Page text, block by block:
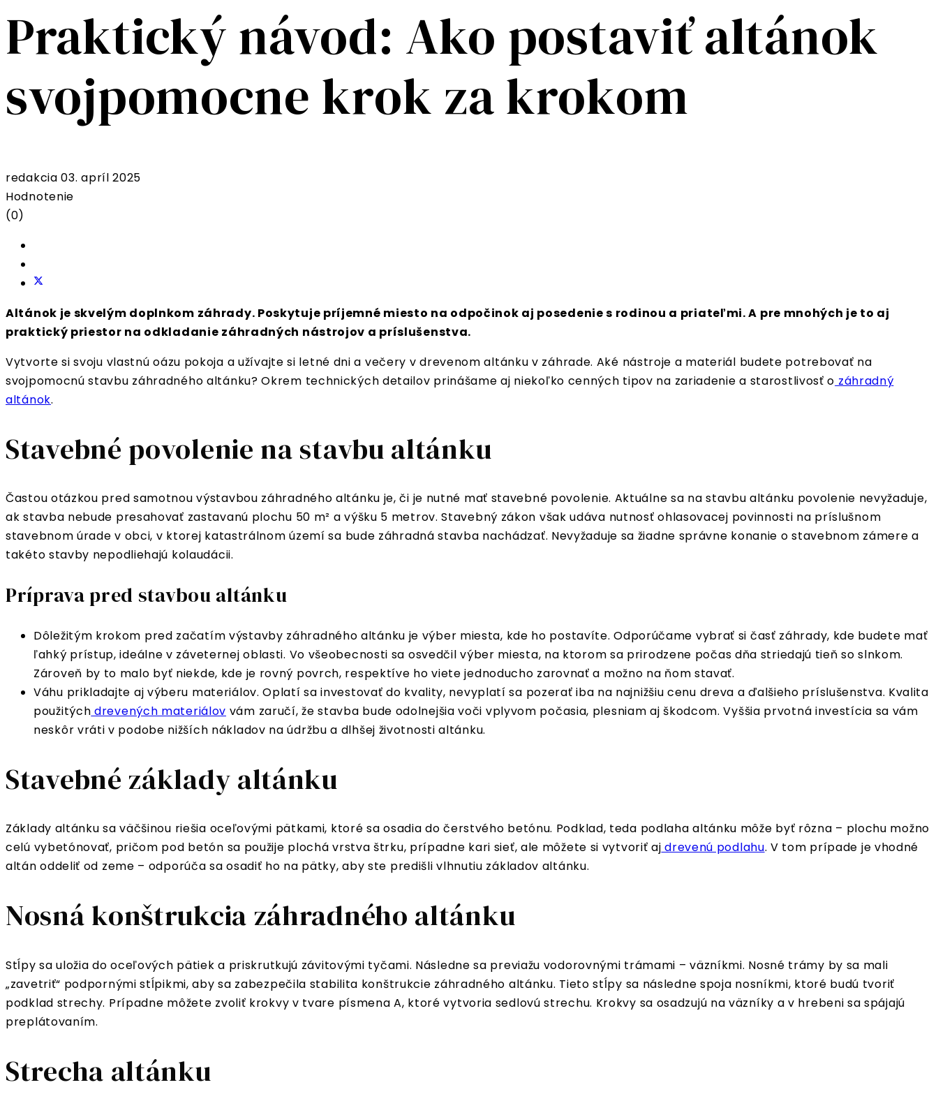
Praktický návod: Ako postaviť altánok
svojpomocne krok za krokom
redakcia 03. apríl 2025
Hodnotenie
(0)
Altánok je skvelým doplnkom záhrady. Poskytuje príjemné miesto na odpočinok aj posedenie s rodinou a priateľmi. A pre mnohých je to aj
praktický priestor na odkladanie záhradných nástrojov a príslušenstva.
Vytvorte si svoju vlastnú oázu pokoja a užívajte si letné dni a večery v drevenom altánku v záhrade. Aké nástroje a materiál budete potrebovať na
svojpomocnú stavbu záhradného altánku? Okrem technických detailov prinášame aj niekoľko cenných tipov na zariadenie a starostlivosť o záhradný
altánok.
Stavebné povolenie na stavbu altánku
Častou otázkou pred samotnou výstavbou záhradného altánku je, či je nutné mať stavebné povolenie. Aktuálne sa na stavbu altánku povolenie nevyžaduje,
ak stavba nebude presahovať zastavanú plochu 50 m² a výšku 5 metrov. Stavebný zákon však udáva nutnosť ohlasovacej povinnosti na príslušnom
stavebnom úrade v obci, v ktorej katastrálnom území sa bude záhradná stavba nachádzať. Nevyžaduje sa žiadne správne konanie o stavebnom zámere a
takéto stavby nepodliehajú kolaudácii.
Príprava pred stavbou altánku
Dôležitým krokom pred začatím výstavby záhradného altánku je výber miesta, kde ho postavíte. Odporúčame vybrať si časť záhrady, kde budete mať
ľahký prístup, ideálne v záveternej oblasti. Vo všeobecnosti sa osvedčil výber miesta, na ktorom sa prirodzene počas dňa striedajú tieň so slnkom.
Zároveň by to malo byť niekde, kde je rovný povrch, respektíve ho viete jednoducho zarovnať a možno na ňom stavať.
Váhu prikladajte aj výberu materiálov. Oplatí sa investovať do kvality, nevyplatí sa pozerať iba na najnižšiu cenu dreva a ďalšieho príslušenstva. Kvalita
použitých drevených materiálov vám zaručí, že stavba bude odolnejšia voči vplyvom počasia, plesniam aj škodcom. Vyššia prvotná investícia sa vám
neskôr vráti v podobe nižších nákladov na údržbu a dlhšej životnosti altánku.
Stavebné základy altánku
Základy altánku sa väčšinou riešia oceľovými pätkami, ktoré sa osadia do čerstvého betónu. Podklad, teda podlaha altánku môže byť rôzna – plochu možno
celú vybetónovať, pričom pod betón sa použije plochá vrstva štrku, prípadne kari sieť, ale môžete si vytvoriť aj drevenú podlahu. V tom prípade je vhodné
altán oddeliť od zeme – odporúča sa osadiť ho na pätky, aby ste predišli vlhnutiu základov altánku.
Nosná konštrukcia záhradného altánku
Stĺpy sa uložia do oceľových pätiek a priskrutkujú závitovými tyčami. Následne sa previažu vodorovnými trámami – väzníkmi. Nosné trámy by sa mali
„zavetriť“ podpornými stĺpikmi, aby sa zabezpečila stabilita konštrukcie záhradného altánku. Tieto stĺpy sa následne spoja nosníkmi, ktoré budú tvoriť
podklad strechy. Prípadne môžete zvoliť krokvy v tvare písmena A, ktoré vytvoria sedlovú strechu. Krokvy sa osadzujú na väzníky a v hrebeni sa spájajú
preplátovaním.
Strecha altánku